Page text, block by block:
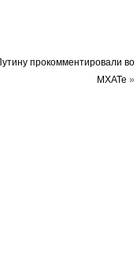
прокомментировали во
МХАТе »